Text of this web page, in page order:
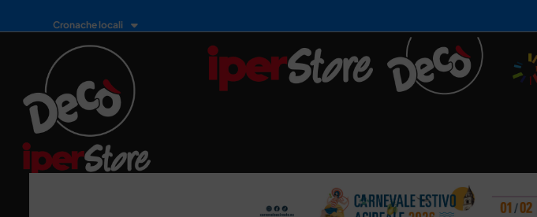
Cronache locali